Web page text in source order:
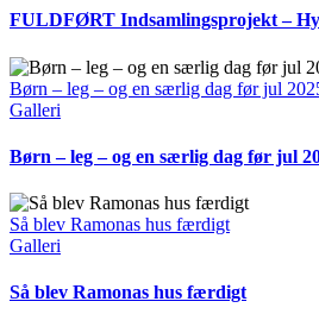
FULDFØRT Indsamlingsprojekt –
Børn – leg – og en særlig dag før jul
Galleri
Børn – leg – og en særlig dag før jul
Så blev Ramonas hus færdigt
Galleri
Så blev Ramonas hus færdigt